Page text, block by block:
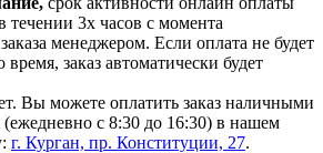
течении 3х часов с момента
менеджером. Если оплата не будет
время, заказ автоматически будет
Вы можете оплатить заказ наличными
(ежедневно с 8:30 до 16:30) в нашем
г. Курган, пр. Конституции, 27.